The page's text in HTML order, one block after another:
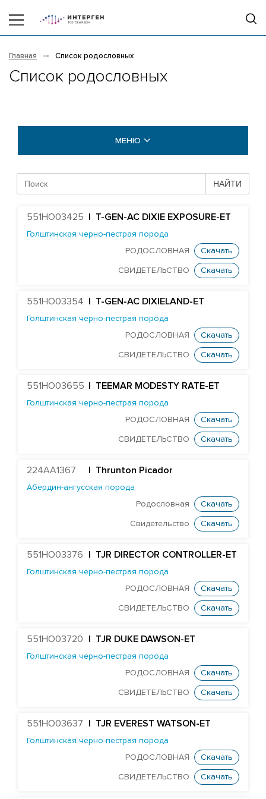
Главная Список родословных
Список родословных
МЕНЮ
Абердин-ангусская порода
Голштинская красно-пестрая порода
Farnear Mega-Man 119-ET
Mr Mega-Dare 54596-ET
X DF Supersire Pledge-ET
X Redrock-View Klutch-ET
Our-Favorite author
B52-ET_EDG
EDG SYMP BALDWYN 8198-ET
Edg Mogul Barclay 25000-ET
ST GEN NOBLE BRUNOY-ET
EDG MCCUT BURBON 8025-ET
Edg D-Worth Caluso-ET
STANTONS CASTAWAY 5403-ET
НАЙТИ
551HO03425 | T-GEN-AC DIXIE EXPOSURE-ET
Голштинская черно-пестрая порода
РОДОСЛОВНАЯ
Скачать
СВИДЕТЕЛЬСТВО Скачать
551HO03354 | T-GEN-AC DIXIELAND-ET
Голштинская черно-пестрая порода
РОДОСЛОВНАЯ
Скачать
СВИДЕТЕЛЬСТВО Скачать
551HO03655 | TEEMAR MODESTY RATE-ET
Голштинская черно-пестрая порода
РОДОСЛОВНАЯ
Скачать
СВИДЕТЕЛЬСТВО Скачать
224AA1367 Thrunton Picador
Абердин-ангусская порода
Родословная
Скачать
Свидетельство Скачать
551HO03376 | TJR DIRECTOR CONTROLLER-ET
Голштинская черно-пестрая порода
РОДОСЛОВНАЯ
Скачать
СВИДЕТЕЛЬСТВО Скачать
551HO03720 | TJR DUKE DAWSON-ET
Голштинская черно-пестрая порода
РОДОСЛОВНАЯ
Скачать
СВИДЕТЕЛЬСТВО Скачать
551HO03637 | TJR EVEREST WATSON-ET
Голштинская черно-пестрая порода
РОДОСЛОВНАЯ
Скачать
СВИДЕТЕЛЬСТВО Скачать